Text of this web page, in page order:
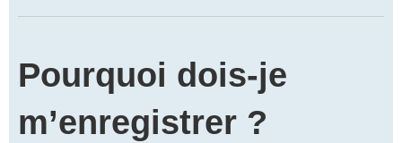
Pourquoi dois-je
m’enregistrer ?